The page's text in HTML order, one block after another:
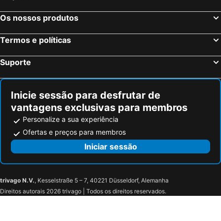
Os nossos produtos
Termos e políticas
Suporte
Inicie sessão para desfrutar de
vantagens exclusivas para membros
Personalize a sua experiência
Ofertas e preços para membros
Iniciar sessão
trivago N.V., Kesselstraße 5 – 7, 40221 Düsseldorf, Alemanha
Direitos autorais 2026 trivago | Todos os direitos reservados.